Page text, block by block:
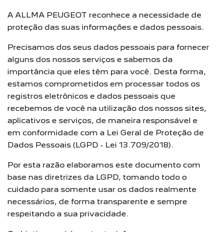
A ALLMA PEUGEOT reconhece a necessidade de
proteção das suas informações e dados pessoais.
Precisamos dos seus dados pessoais para fornecer
alguns dos nossos serviços e sabemos da
importância que eles têm para você. Desta forma,
estamos comprometidos em processar todos os
registros eletrônicos e dados pessoais que
recebemos de você na utilização dos nossos sites,
aplicativos e serviços, de maneira responsável e
em conformidade com a Lei Geral de Proteção de
Dados Pessoais (LGPD - Lei 13.709/2018).
Por esta razão elaboramos este documento com
base nas diretrizes da LGPD, tomando todo o
cuidado para somente usar os dados realmente
necessários, de forma transparente e sempre
respeitando a sua privacidade.